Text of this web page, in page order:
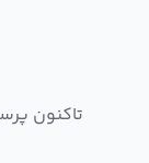
تاکنون